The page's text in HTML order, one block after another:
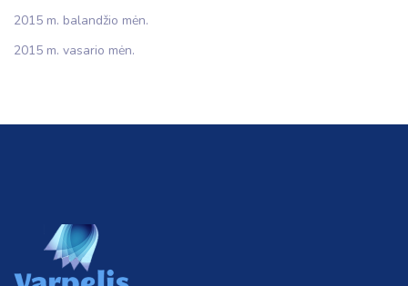
2015 m. balandžio mėn.
2015 m. vasario mėn.